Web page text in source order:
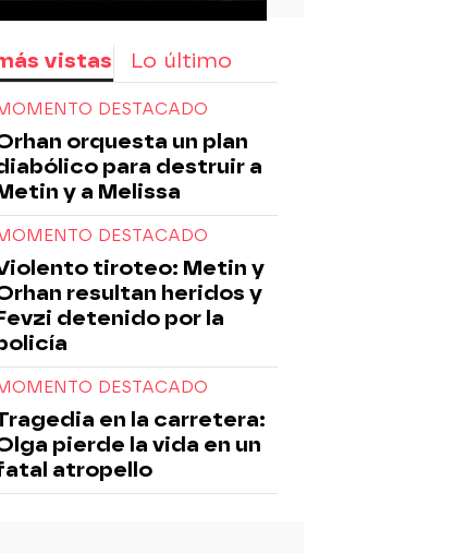
vistas Lo último
DESTACADO
orquesta un plan
para destruir a
y a Melissa
DESTACADO
tiroteo: Metin y
resultan heridos y
detenido por la
DESTACADO
en la carretera:
pierde la vida en un
atropello